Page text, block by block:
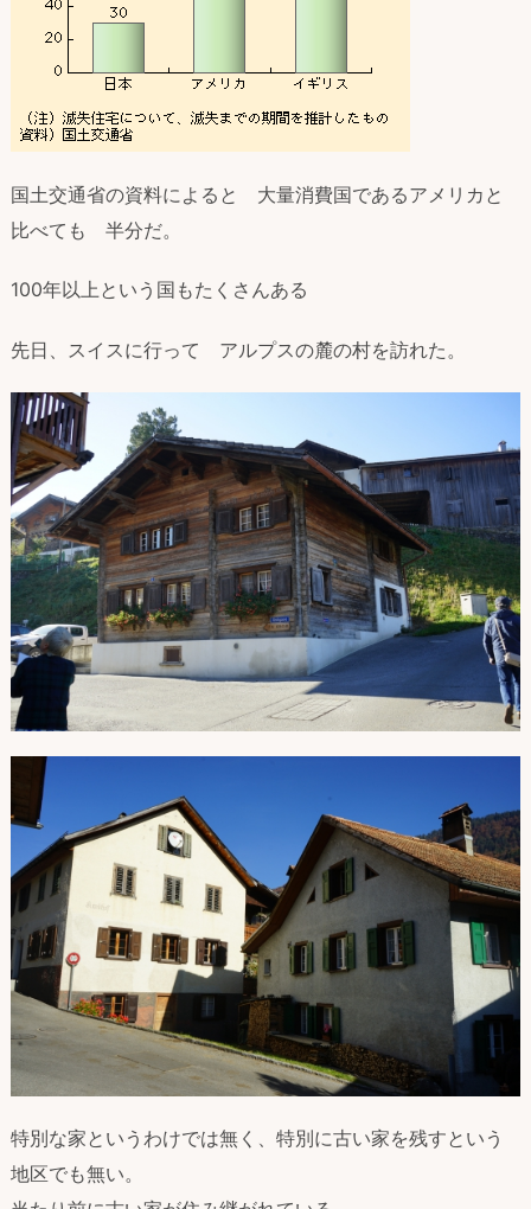
国土交通省の資料によると 大量消費国であるアメリカと
比べても 半分だ。
100年以上という国もたくさんある
先日、スイスに行って アルプスの麓の村を訪れた。
特別な家というわけでは無く、特別に古い家を残すという
地区でも無い。